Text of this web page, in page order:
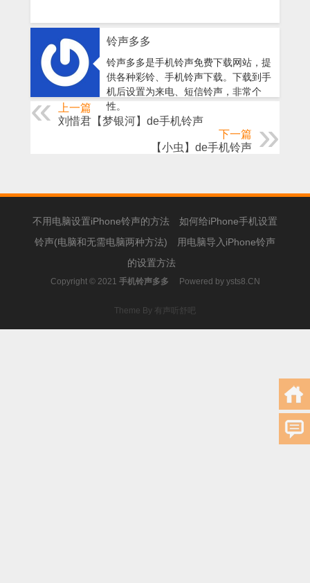
铃声多多
铃声多多是手机铃声免费下载网站，提
供各种彩铃、手机铃声下载。下载到手
机后设置为来电、短信铃声，非常个
性。
上一篇
刘惜君【梦银河】de手机铃声
下一篇
【小虫】de手机铃声
不用电脑设置iPhone铃声的方法
如何给iPhone手机设置
铃声(电脑和无需电脑两种方法)
用电脑导入iPhone铃声
的设置方法
Copyright © 2021 手机铃声多多 Powered by ysts8.CN
Theme By 有声听舒吧